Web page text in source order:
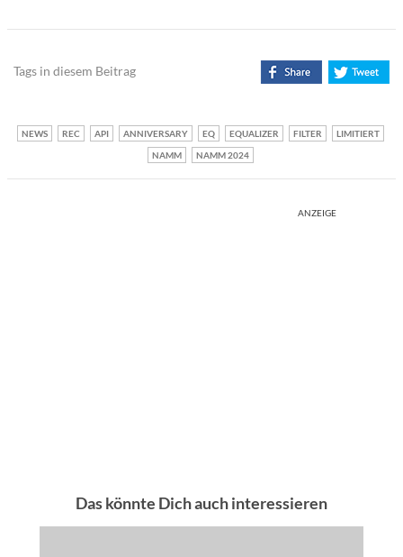
Tags in diesem Beitrag
NEWS REC API ANNIVERSARY EQ EQUALIZER FILTER
LIMITIERT
NAMM
NAMM 2024
ANZEIGE
Das könnte Dich auch interessieren